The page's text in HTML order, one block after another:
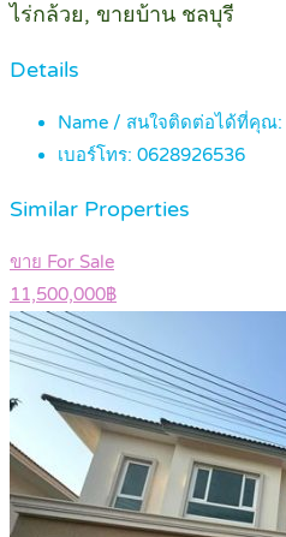
ไร่กล้วย, ขายบ้าน ชลบุรี
Details
Name / สนใจติดต่อได้ที่คุณ:
เบอร์โทร: 0628926536
Similar Properties
ขาย For Sale
11,500,000฿